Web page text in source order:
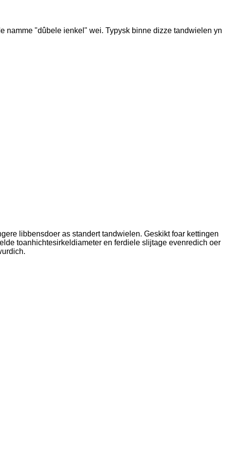
namme "dûbele ienkel" wei. Typysk binne dizze tandwielen yn
libbensdoer as standert tandwielen. Geskikt foar kettingen
toanhichtesirkeldiameter en ferdiele slijtage evenredich oer